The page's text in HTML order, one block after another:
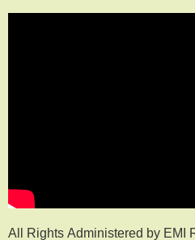
All Rights Administered by EMI